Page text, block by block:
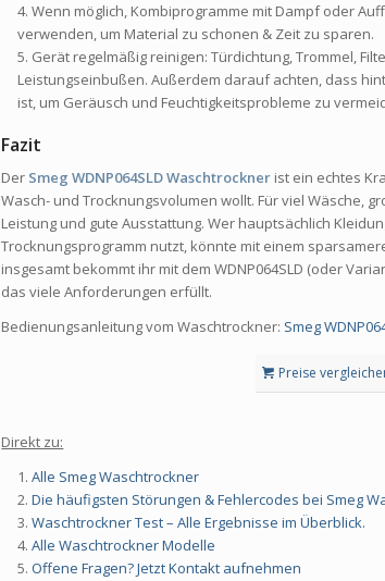
Wenn möglich, Kombiprogramme mit Dampf oder
verwenden, um Material zu schonen & Zeit zu sparen.
Gerät regelmäßig reinigen: Türdichtung, Trommel,
Leistungseinbußen. Außerdem darauf achten, dass
ist, um Geräusch und Feuchtigkeitsprobleme zu
Fazit
Der Smeg WDNP064SLD Waschtrockner ist ein echtes
Wasch- und Trocknungsvolumen wollt. Für viel Wäsche,
Leistung und gute Ausstattung. Wer hauptsächlich
Trocknungsprogramm nutzt, könnte mit einem
insgesamt bekommt ihr mit dem WDNP064SLD (oder
das viele Anforderungen erfüllt.
Bedienungsanleitung vom Waschtrockner: Smeg
Preise
Direkt zu:
Alle Smeg Waschtrockner
Die häufigsten Störungen & Fehlercodes bei Smeg
Waschtrockner Test – Alle Ergebnisse im Überblick.
Alle Waschtrockner Modelle
Offene Fragen? Jetzt Kontakt aufnehmen